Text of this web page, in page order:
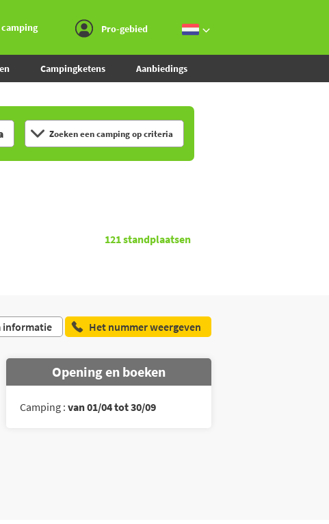
Pro-gebied
Campingketens Aanbiedings
Zoeken een camping op criteria
121standplaatsen
informatie Het nummer weergeven
Opening en boeken
Camping : van 01/04 tot 30/09